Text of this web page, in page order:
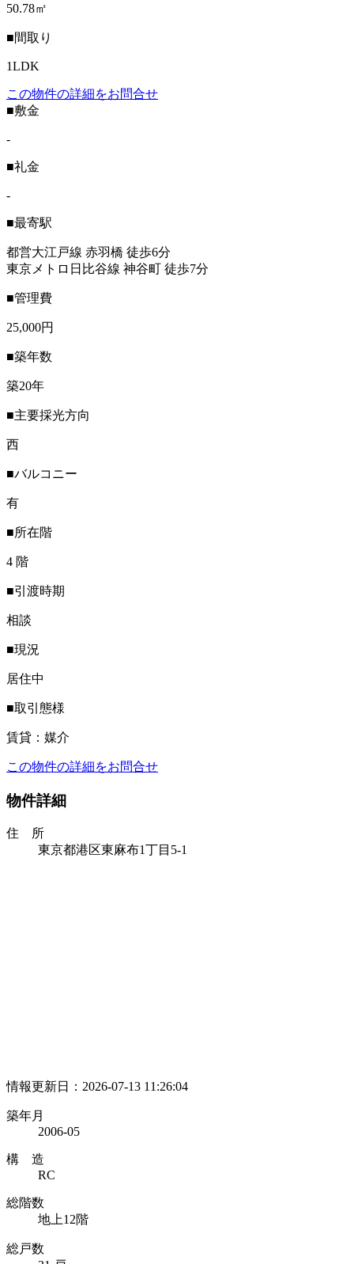
50.78㎡
■間取り
1LDK
この物件の詳細をお問合せ
■敷金
-
■礼金
-
■最寄駅
都営大江戸線 赤羽橋 徒歩6分
東京メトロ日比谷線 神谷町 徒歩7分
■管理費
25,000円
■築年数
築20年
■主要採光方向
西
■バルコニー
有
■所在階
4 階
■引渡時期
相談
■現況
居住中
■取引態様
賃貸：媒介
この物件の詳細をお問合せ
物件詳細
住 所
東京都港区東麻布1丁目5-1
情報更新日：2026-07-13 11:26:04
築年月
2006-05
構 造
RC
総階数
地上12階
総戸数